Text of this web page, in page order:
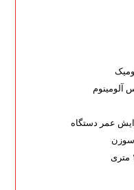
عمر دستگاه
سوزن